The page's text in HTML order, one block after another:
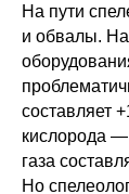
На пути
и обвалы.
составляет
кислорода —
газа
Но